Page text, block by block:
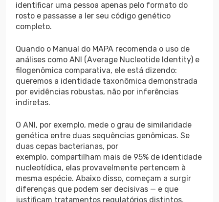
identificar uma pessoa apenas pelo formato do
rosto e passasse a ler seu código genético
completo.
Quando o Manual do MAPA recomenda o uso de
análises como ANI (Average Nucleotide Identity) e
filogenômica comparativa, ele está dizendo:
queremos a identidade taxonômica demonstrada
por evidências robustas, não por inferências
indiretas.
O ANI, por exemplo, mede o grau de similaridade
genética entre duas sequências genômicas. Se
duas cepas bacterianas, por
exemplo, compartilham mais de 95% de identidade
nucleotídica, elas provavelmente pertencem à
mesma espécie. Abaixo disso, começam a surgir
diferenças que podem ser decisivas — e que
justificam tratamentos regulatórios distintos.